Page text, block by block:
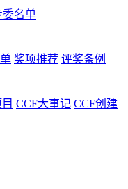
委名单
奖项推荐 评奖条例
CCF大事记 CCF创建